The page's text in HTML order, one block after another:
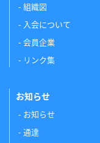
組織図
入会について
会員企業
リンク集
お知らせ
お知らせ
通達